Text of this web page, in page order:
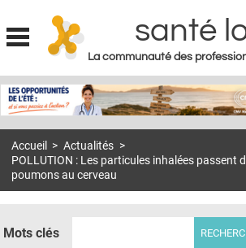
Jump to navigation
santé
La communauté des
MON COMPTE
S'ABONNER À LA REVUE SOIN À DOMICILE
Accueil > Actualités >
POLLUTION : Les particules inhalées passent
poumons au cerveau
Mots clés